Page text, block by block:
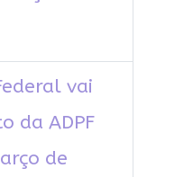
vai
da ADPF
de